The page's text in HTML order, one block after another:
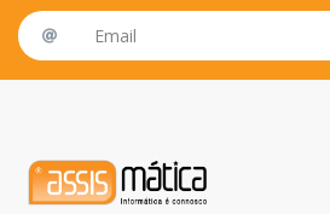
Email address